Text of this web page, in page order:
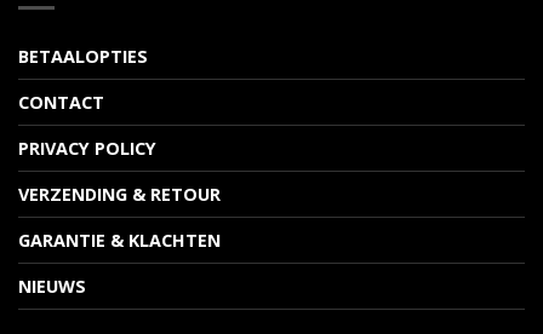
BETAALOPTIES
CONTACT
PRIVACY POLICY
VERZENDING & RETOUR
GARANTIE & KLACHTEN
NIEUWS